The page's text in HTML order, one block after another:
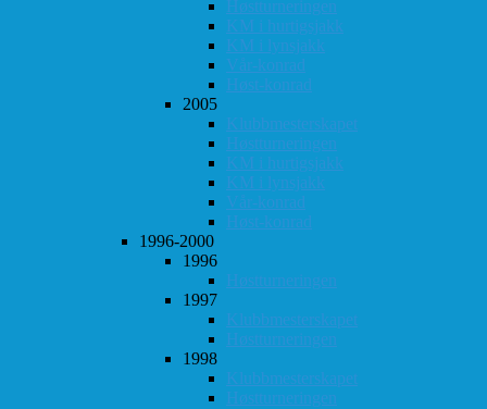
Høstturneringen
KM i hurtigsjakk
KM i lynsjakk
Vår-konrad
Høst-konrad
2005
Klubbmesterskapet
Høstturneringen
KM i hurtigsjakk
KM i lynsjakk
Vår-konrad
Høst-konrad
1996-2000
1996
Høstturneringen
1997
Klubbmesterskapet
Høstturneringen
1998
Klubbmesterskapet
Høstturneringen